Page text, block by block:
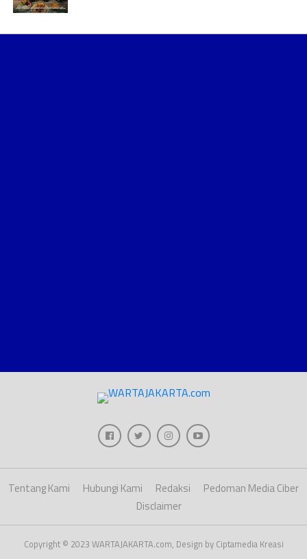
Tentang Kami Hubungi Kami Redaksi
Pedoman Media Ciber
Disclaimer
Copyright © 2023 WARTAJAKARTA.com, Design by Ciptamedia Kreasi